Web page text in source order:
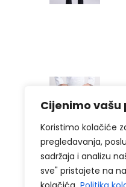
Cijenimo
Koristimo kolačiće
pregledavanja,
sadržaja i analizu
sve" pristajete na
od 5